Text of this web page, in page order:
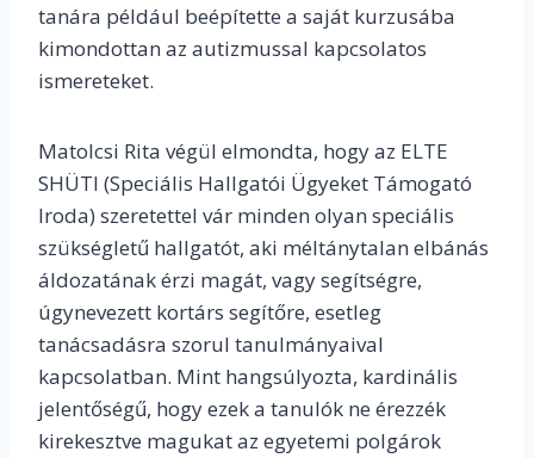
tanára például beépítette a saját kurzusába
kimondottan az autizmussal kapcsolatos
ismereteket.
Matolcsi Rita végül elmondta, hogy az ELTE
SHÜTI (Speciális Hallgatói Ügyeket Támogató
Iroda) szeretettel vár minden olyan speciális
szükségletű hallgatót, aki méltánytalan elbánás
áldozatának érzi magát, vagy segítségre,
úgynevezett kortárs segítőre, esetleg
tanácsadásra szorul tanulmányaival
kapcsolatban. Mint hangsúlyozta, kardinális
jelentőségű, hogy ezek a tanulók ne érezzék
kirekesztve magukat az egyetemi polgárok